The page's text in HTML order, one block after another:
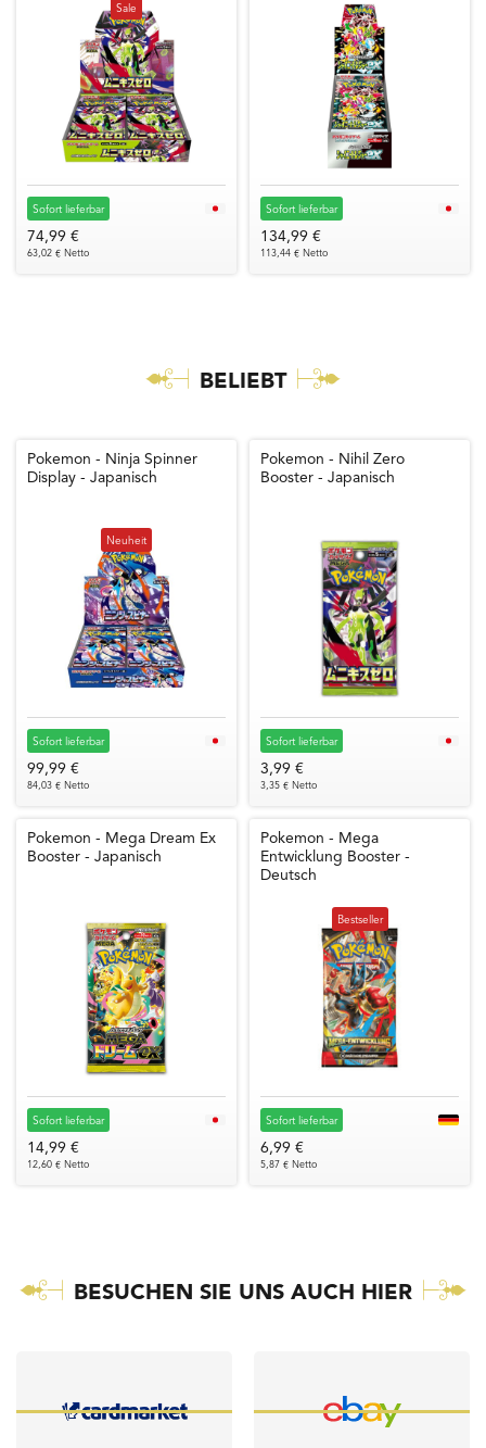
Sale
Sofort lieferbar
74,99 €
63,02 € Netto
Sofort lieferbar
134,99 €
113,44 € Netto
BELIEBT
Pokemon - Ninja Spinner
Display - Japanisch
Neuheit
Sofort lieferbar
99,99 €
84,03 € Netto
Pokemon - Nihil Zero
Booster - Japanisch
Sofort lieferbar
3,99 €
3,35 € Netto
Pokemon - Mega Dream Ex
Booster - Japanisch
Sofort lieferbar
14,99 €
12,60 € Netto
Pokemon - Mega
Entwicklung Booster -
Deutsch
Bestseller
Sofort lieferbar
6,99 €
5,87 € Netto
BESUCHEN SIE UNS AUCH HIER